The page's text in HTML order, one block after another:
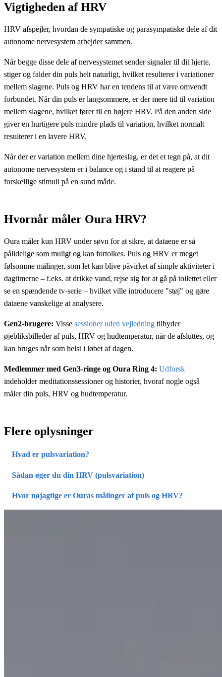
Vigtigheden af HRV
HRV afspejler, hvordan de sympatiske og parasympatiske dele af dit
autonome nervesystem arbejder sammen.
Når begge disse dele af nervesystemet sender signaler til dit hjerte,
stiger og falder din puls helt naturligt, hvilket resulterer i variationer
mellem slagene. Puls og HRV har en tendens til at være omvendt
forbundet. Når din puls er langsommere, er der mere tid til variation
mellem slagene, hvilket fører til en højere HRV. På den anden side
giver en hurtigere puls mindre plads til variation, hvilket normalt
resulterer i en lavere HRV.
Når der er variation mellem dine hjerteslag, er det et tegn på, at dit
autonome nervesystem er i balance og i stand til at reagere på
forskellige stimuli på en sund måde.
Hvornår måler Oura HRV?
Oura måler kun HRV under søvn for at sikre, at dataene er så
pålidelige som muligt og kan fortolkes. Puls og HRV er meget
følsomme målinger, som let kan blive påvirket af simple aktiviteter i
dagtimerne – f.eks. at drikke vand, rejse sig for at gå på toilettet eller
se en spændende tv-serie – hvilket ville introducere "støj" og gøre
dataene vanskelige at analysere.
Gen2-brugere: Visse sessioner uden vejledning tilbyder
øjebliksbilleder af puls, HRV og hudtemperatur, når de afsluttes, og
kan bruges når som helst i løbet af dagen.
Medlemmer med Gen3-ringe og Oura Ring 4: Udforsk
indeholder meditationssessioner og historier, hvoraf nogle også
måler din puls, HRV og hudtemperatur.
Flere oplysninger
Hvad er pulsvariation?
Sådan øger du din HRV (pulsvariation)
Hvor nøjagtige er Ouras målinger af puls og HRV?